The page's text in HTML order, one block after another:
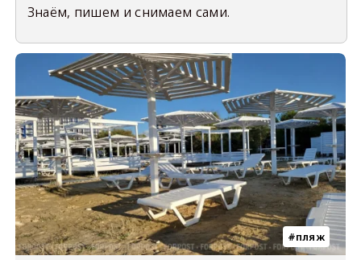
Знаём, пишем и снимаем сами.
пляж